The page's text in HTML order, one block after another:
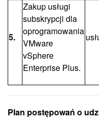
5.
Zakup usługi
subskrypcji dla
oprogramowania
VMware
vSphere
Enterprise Plus.
Plan postępowań o